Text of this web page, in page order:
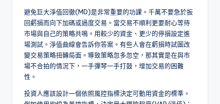
避免巨大淨值回徹(MD)是非常重要的功課。千萬不要急於扳
回虧損而向下加碼或過度交易。當交易不順利更要耐心等待
市場與自己的策略共鳴。用較少的資金、更少的停損設定進
場測試。淨值曲線會告訴你答案。有些人會在虧損時試圖改
變交易策略扭轉局面。導致策略忽多忽空，那其實是在與市
場不合拍的情況下，一手彈琴一手打鼓，增加交易的困難
性。
投資人應該設計一個依照風控指標決定可動用資金的標準。